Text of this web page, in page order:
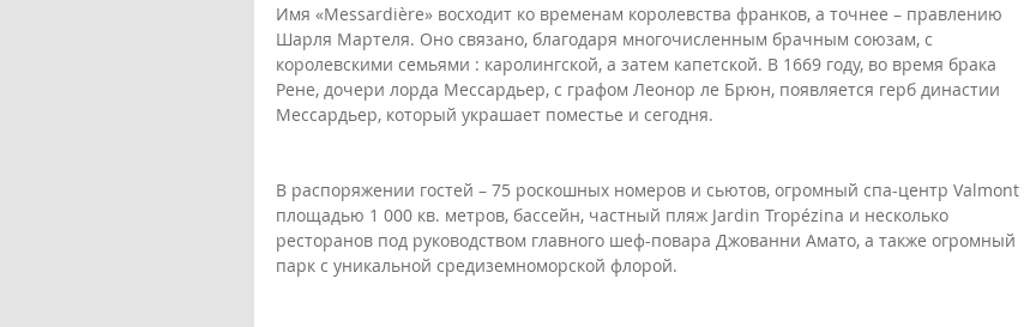
Имя «Messardière» восходит ко временам королевства франков, а точнее – правлению
Шарля Мартеля. Оно связано, благодаря многочисленным брачным союзам, с
королевскими семьями : каролингской, а затем капетской. В 1669 году, во время брака
Рене, дочери лорда Мессардьер, с графом Леонор ле Брюн, появляется герб династии
Мессардьер, который украшает поместье и сегодня.
В распоряжении гостей – 75 роскошных номеров и сьютов, огромный спа-центр Valmont
площадью 1 000 кв. метров, бассейн, частный пляж Jardin Tropézina и несколько
ресторанов под руководством главного шеф-повара Джованни Амато, а также огромный
парк с уникальной средиземноморской флорой.